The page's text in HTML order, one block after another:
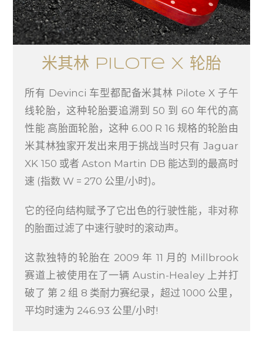
米其林 Pilote X 轮胎
所有 Devinci 车型都配备米其林 Pilote X 子午
线轮胎，这种轮胎要追溯到 50 到 60 年代的高
性能 高胎面轮胎，这种 6.00 R 16 规格的轮胎由
米其林独家开发出来用于挑战当时只有 Jaguar
XK 150 或者 Aston Martin DB 能达到的最高时
速 (指数 W = 270 公里/小时)。
它的径向结构赋予了它出色的行驶性能，非对称
的胎面过滤了中速行驶时的滚动声。
这款独特的轮胎在 2009 年 11 月的 Millbrook
赛道上被使用在了一辆 Austin-Healey 上并打
破了 第 2 组 8 类耐力赛纪录，超过 1000 公里，
平均时速为 246.93 公里/小时!